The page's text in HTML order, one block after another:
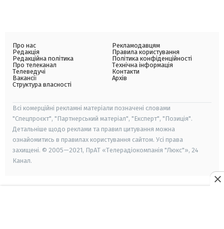
Про нас
Редакція
Редакційна політика
Про телеканал
Телеведучі
Вакансії
Структура власності
Рекламодавцям
Правила користування
Політика конфіденційності
Технічна інформація
Контакти
Архів
Всі комерційні рекламні матеріали позначені словами
"Спецпроєкт", "Партнерський матеріал", "Експерт", "Позиція".
Детальніше щодо реклами та правил цитування можна
ознайомитись в правилах користування сайтом. Усі права
захищені. © 2005—2021, ПрАТ «Телерадіокомпанія "Люкс"», 24
Канал.